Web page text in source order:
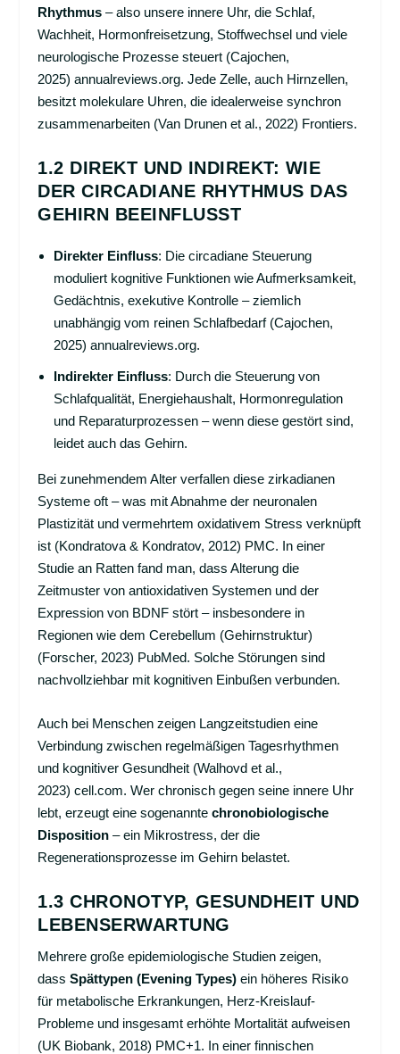
Rhythmus – also unsere innere Uhr, die Schlaf,
Wachheit, Hormonfreisetzung, Stoffwechsel und viele
neurologische Prozesse steuert (Cajochen,
2025)annualreviews.org. Jede Zelle, auch Hirnzellen,
besitzt molekulare Uhren, die idealerweise synchron
zusammenarbeiten (Van Drunen et al., 2022) Frontiers.
1.2 DIREKT UND INDIREKT: WIE
DER CIRCADIANE RHYTHMUS DAS
GEHIRN BEEINFLUSST
Direkter Einfluss: Die circadiane Steuerung
moduliert kognitive Funktionen wie Aufmerksamkeit,
Gedächtnis, exekutive Kontrolle – ziemlich
unabhängig vom reinen Schlafbedarf (Cajochen,
2025) annualreviews.org.
Indirekter Einfluss: Durch die Steuerung von
Schlafqualität, Energiehaushalt, Hormonregulation
und Reparaturprozessen – wenn diese gestört sind,
leidet auch das Gehirn.
Bei zunehmendem Alter verfallen diese zirkadianen
Systeme oft – was mit Abnahme der neuronalen
Plastizität und vermehrtem oxidativem Stress verknüpft
ist (Kondratova & Kondratov, 2012) PMC. In einer
Studie an Ratten fand man, dass Alterung die
Zeitmuster von antioxidativen Systemen und der
Expression von BDNF stört – insbesondere in
Regionen wie dem Cerebellum (Gehirnstruktur)
(Forscher, 2023) PubMed. Solche Störungen sind
nachvollziehbar mit kognitiven Einbußen verbunden.
Auch bei Menschen zeigen Langzeitstudien eine
Verbindung zwischen regelmäßigen Tagesrhythmen
und kognitiver Gesundheit (Walhovd et al.,
2023)cell.com. Wer chronisch gegen seine innere Uhr
lebt, erzeugt eine sogenanntechronobiologische
Disposition – ein Mikrostress, der die
Regenerationsprozesse im Gehirn belastet.
1.3 CHRONOTYP, GESUNDHEIT UND
LEBENSERWARTUNG
Mehrere große epidemiologische Studien zeigen,
dassSpättypen (Evening Types) ein höheres Risiko
für metabolische Erkrankungen, Herz-Kreislauf-
Probleme und insgesamt erhöhte Mortalität aufweisen
(UK Biobank, 2018) PMC+1. In einer finnischen